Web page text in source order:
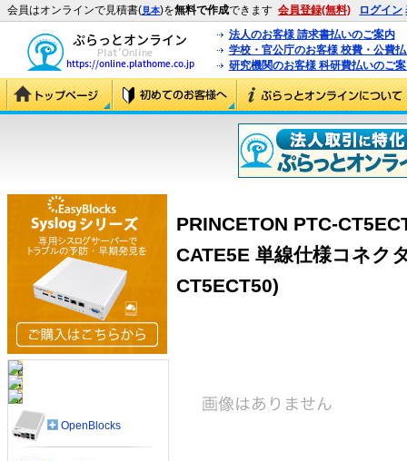
会員はオンラインで見積書(見本)を無料で作成できます 会員登録(無料) ログイン
法人のお客様 請求書払いのご案内
学校・官公庁のお客様 校費・公費
研究機関のお客様 科研費払いのご
PRINCETON PTC-
CATE5E 単線仕様コネク
CT5ECT50)
OpenBlocks